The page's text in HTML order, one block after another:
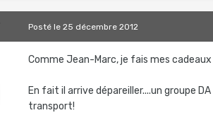
Postéle 25 décembre 2012
Comme Jean-Marc, je fais mes
En fait il arrive dépareiller....un groupe
transport!